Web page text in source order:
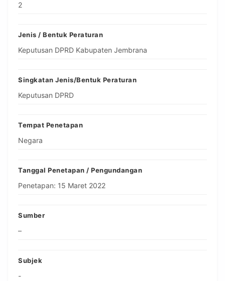
2
Jenis / Bentuk Peraturan
Keputusan DPRD Kabupaten Jembrana
Singkatan Jenis/Bentuk Peraturan
Keputusan DPRD
Tempat Penetapan
Negara
Tanggal Penetapan / Pengundangan
Penetapan: 15 Maret 2022
Sumber
–
Subjek
-